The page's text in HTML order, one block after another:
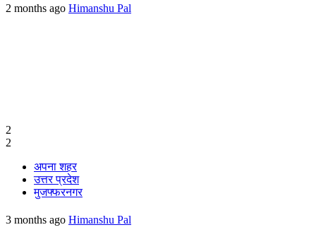
2 months ago Himanshu Pal
2
2
अपना शहर
उत्तर प्रदेश
मुजफ्फरनगर
3 months ago Himanshu Pal